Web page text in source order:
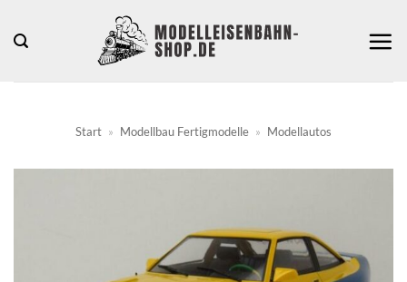
Inhalt
Start » Modellbau Fertigmodelle » Modellautos